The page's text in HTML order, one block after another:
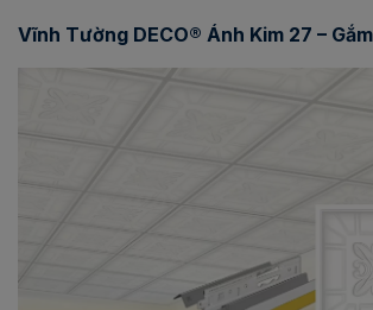
Vĩnh Tường DECO® Ánh Kim 27 –